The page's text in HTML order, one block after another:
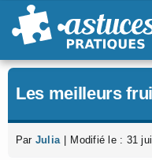
Passer
au
Les meilleurs
Par Julia Modifié le : 31